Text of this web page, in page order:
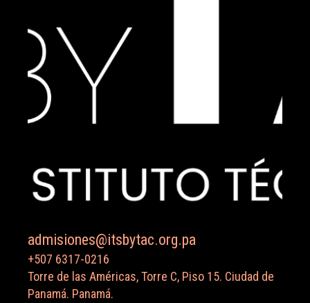
admisiones@itsbytac.org.pa
+507 6317-0216
Torre de las Américas, Torre C, Piso 15. Ciudad de
Panamá. Panamá.